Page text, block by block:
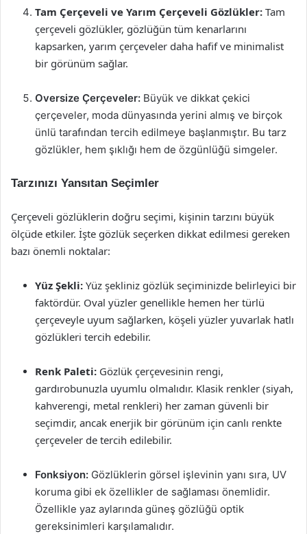
Tam Çerçeveli ve Yarım Çerçeveli Gözlükler: Tam
çerçeveli gözlükler, gözlüğün tüm kenarlarını
kapsarken, yarım çerçeveler daha hafif ve minimalist
bir görünüm sağlar.
Oversize Çerçeveler: Büyük ve dikkat çekici
çerçeveler, moda dünyasında yerini almış ve birçok
ünlü tarafından tercih edilmeye başlanmıştır. Bu tarz
gözlükler, hem şıklığı hem de özgünlüğü simgeler.
Tarzınızı Yansıtan Seçimler
Çerçeveli gözlüklerin doğru seçimi, kişinin tarzını büyük
ölçüde etkiler. İşte gözlük seçerken dikkat edilmesi gereken
bazı önemli noktalar:
Yüz Şekli: Yüz şekliniz gözlük seçiminizde belirleyici bir
faktördür. Oval yüzler genellikle hemen her türlü
çerçeveyle uyum sağlarken, köşeli yüzler yuvarlak hatlı
gözlükleri tercih edebilir.
Renk Paleti: Gözlük çerçevesinin rengi,
gardırobunuzla uyumlu olmalıdır. Klasik renkler (siyah,
kahverengi, metal renkleri) her zaman güvenli bir
seçimdir, ancak enerjik bir görünüm için canlı renkte
çerçeveler de tercih edilebilir.
Fonksiyon: Gözlüklerin görsel işlevinin yanı sıra, UV
koruma gibi ek özellikler de sağlaması önemlidir.
Özellikle yaz aylarında güneş gözlüğü optik
gereksinimleri karşılamalıdır.